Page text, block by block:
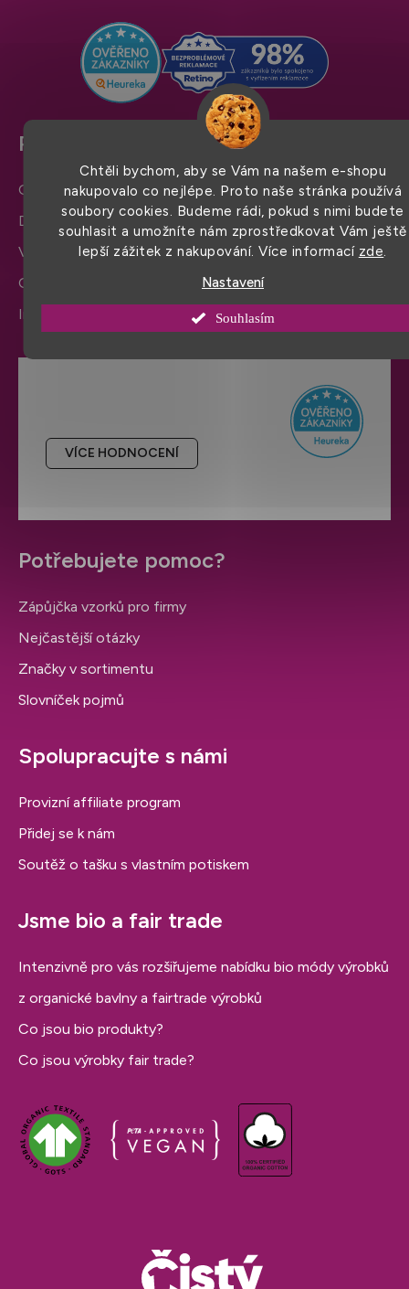
Chtěli bychom, aby se Vám na našem e-shopu
nakupovalo co nejlépe. Proto naše stránka používá
soubory cookies. Budeme rádi, pokud s nimi budete
souhlasit a umožníte nám zprostředkovat Vám ještě
lepší zážitek z nakupování. Více informací zde.
Nastavení
Souhlasím
VÍCE HODNOCENÍ
Pro snadný nákup
Obchodní podmínky
Doprava a platba
Výměna zboží a reklamace
Ochrana osobních údajů
Informace a nastavení cookies
Potřebujete pomoc?
Zápůjčka vzorků pro firmy
Nejčastější otázky
Značky v sortimentu
Slovníček pojmů
Spolupracujte s námi
Provizní affiliate program
Přidej se k nám
Soutěž o tašku s vlastním potiskem
Jsme bio a fair trade
Intenzivně pro vás rozšiřujeme nabídku bio módy výrobků
z organické bavlny a fairtrade výrobků
Co jsou bio produkty?
Co jsou výrobky fair trade?